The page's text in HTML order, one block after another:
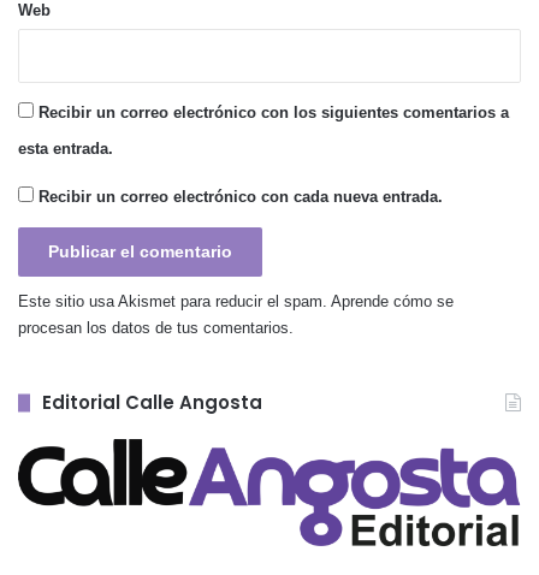
Web
Recibir un correo electrónico con los siguientes comentarios a
esta entrada.
Recibir un correo electrónico con cada nueva entrada.
Este sitio usa Akismet para reducir el spam. Aprende cómo se
procesan los datos de tus comentarios.
Editorial Calle Angosta